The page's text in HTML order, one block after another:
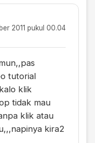
2011 pukul 00.04
tutorial
klik
tidak mau
klik atau
kira2